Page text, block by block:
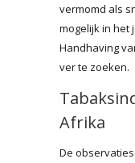
vermomd als
mogelijk in het
Handhaving
ver te zoeken.
Afrika
De